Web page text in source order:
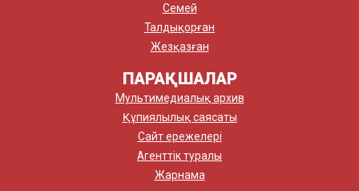
Семей
Талдықорған
Жезқазған
ПАРАҚШАЛАР
Мультимедиалық архив
Құпиялылық саясаты
Сайт ережелері
Агенттік туралы
Жарнама